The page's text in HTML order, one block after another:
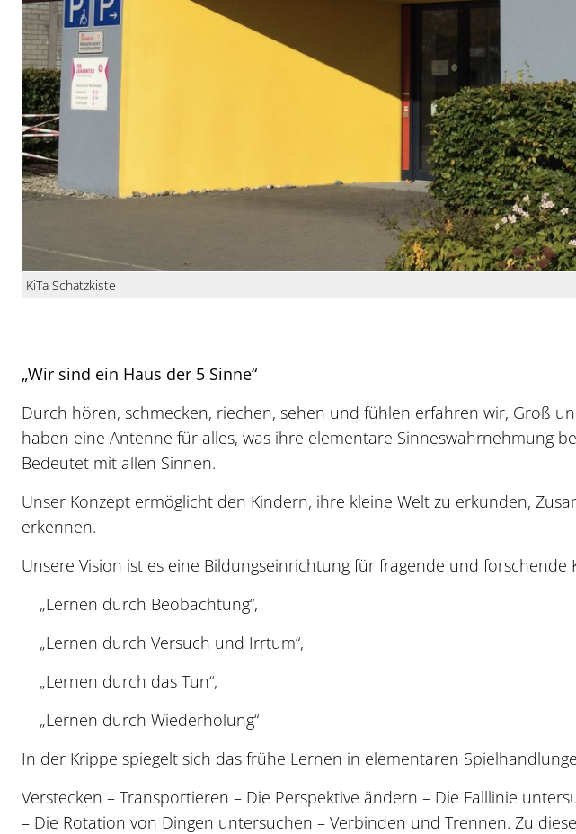
KiTa Schatzkiste
„Wir sind ein Haus der 5 Sinne“
Durch hören, schmecken, riechen, sehen und fühlen erfahren wir, Groß
haben eine Antenne für alles, was ihre elementare Sinneswahrnehmung
Bedeutet mit allen Sinnen.
Unser Konzept ermöglicht den Kindern, ihre kleine Welt zu erkunden,
erkennen.
Unsere Vision ist es eine Bildungseinrichtung für fragende und forschende
„Lernen durch Beobachtung“,
„Lernen durch Versuch und Irrtum“,
„Lernen durch das Tun“,
„Lernen durch Wiederholung“
In der Krippe spiegelt sich das frühe Lernen in elementaren
Verstecken – Transportieren – Die Perspektive ändern – Die Falllinie
– Die Rotation von Dingen untersuchen – Verbinden und Trennen. Zu